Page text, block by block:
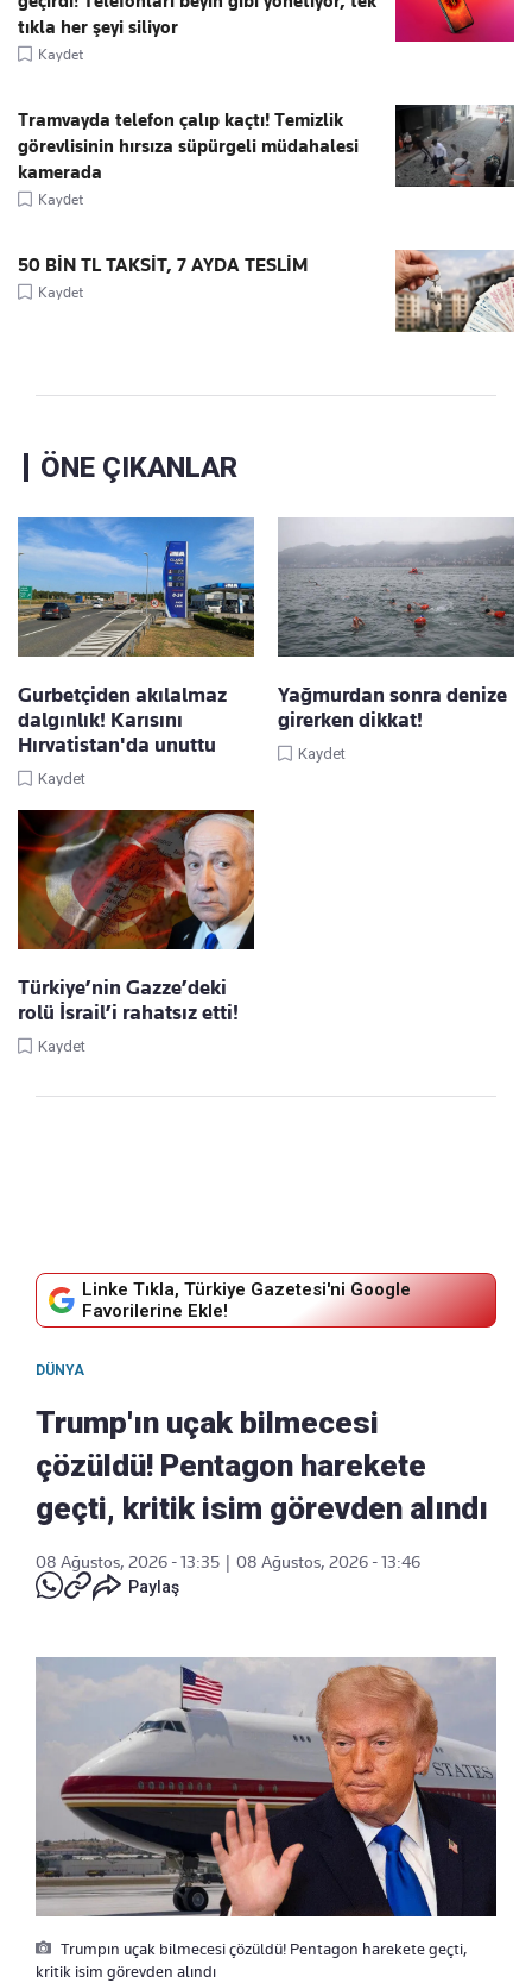
tıkla her şeyi siliyor
Kaydet
Tramvayda telefon çalıp kaçtı! Temizlik
görevlisinin hırsıza süpürgeli müdahalesi
kamerada
Kaydet
50 BİN TL TAKSİT, 7 AYDA TESLİM
Kaydet
ÖNE ÇIKANLAR
Gurbetçiden akılalmaz
dalgınlık! Karısını
Hırvatistan'da unuttu
Kaydet
Yağmurdan sonra denize
girerken dikkat!
Kaydet
Türkiye’nin Gazze’deki
rolü İsrail’i rahatsız etti!
Kaydet
Linke Tıkla, Türkiye Gazetesi'ni Google
Favorilerine Ekle!
DÜNYA
Trump'ın uçak bilmecesi
çözüldü! Pentagon harekete
geçti, kritik isim görevden alındı
08 Ağustos, 2026 - 13:35
08 Ağustos, 2026 - 13:46
Paylaş
Trumpın uçak bilmecesi çözüldü! Pentagon harekete geçti,
kritik isim görevden alındı